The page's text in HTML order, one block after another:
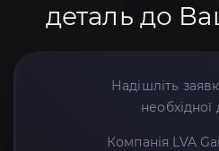
деталь до
Надішліть
необхідної
Компанія LVA